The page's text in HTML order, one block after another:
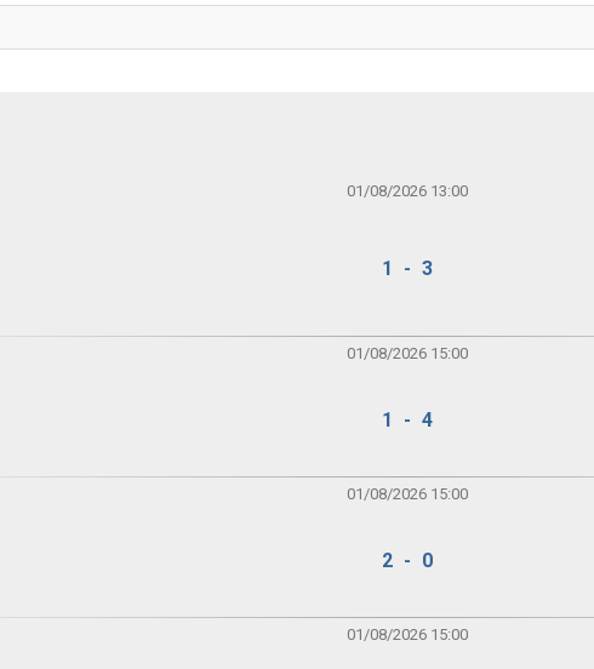
01/08/2026 13:00
1 - 3
01/08/2026 15:00
1 - 4
01/08/2026 15:00
2 - 0
01/08/2026 15:00